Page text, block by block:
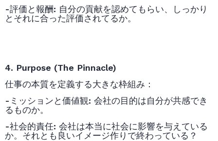
-評価と報酬: 自分の貢献を認めてもらい、しっかり
とそれに合った評価されてるか。
4. Purpose (The Pinnacle)
仕事の本質を定義する大きな枠組み：
-ミッションと価値観: 会社の目的は自分が共感でき
るものか。
-社会的責任: 会社は本当に社会に影響を与えている
か。それとも良いイメージ作りで終わっている？